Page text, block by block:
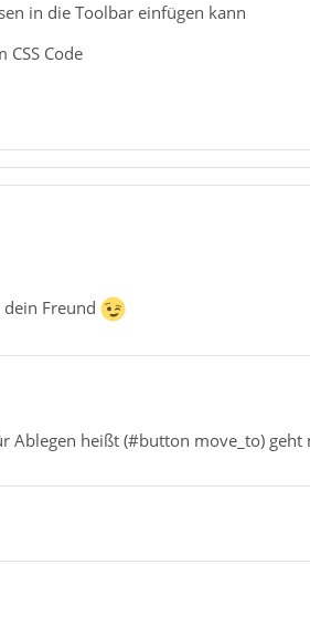
in die Toolbar einfügen kann
Code
dein Freund
Ablegen heißt (#button move_to) geht